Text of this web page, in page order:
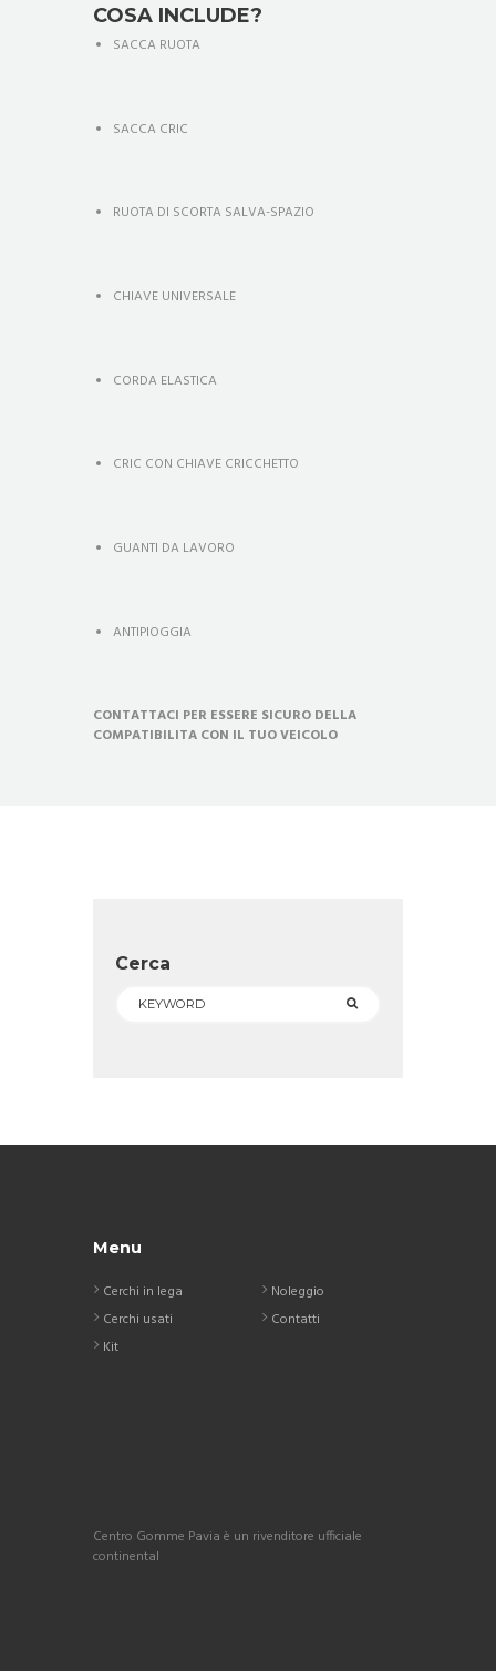
COSA INCLUDE?
SACCA RUOTA
SACCA CRIC
RUOTA DI SCORTA SALVA-SPAZIO
CHIAVE UNIVERSALE
CORDA ELASTICA
CRIC CON CHIAVE CRICCHETTO
GUANTI DA LAVORO
ANTIPIOGGIA
CONTATTACI PER ESSERE SICURO DELLA
COMPATIBILITA CON IL TUO VEICOLO
Cerca
Menu
Cerchi in lega
Cerchi usati
Kit
Noleggio
Contatti
Centro Gomme Pavia è un rivenditore ufficiale
continental